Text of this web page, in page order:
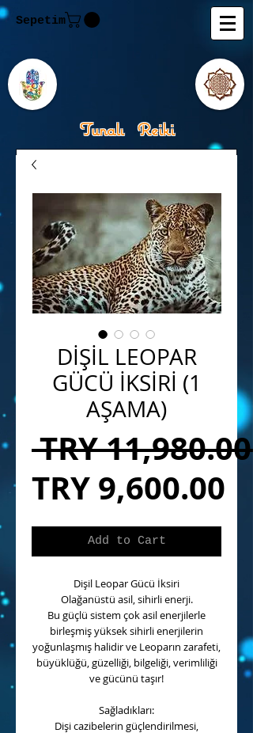
Sepetim
Tunalı Reiki
Kişisel Gelişimde Rehberiniz
Tanju M.Tunalı Özlem
Tunalı
DİŞİL LEOPAR
GÜCÜ İKSİRİ (1
AŞAMA)
TRY 11,980.00
TRY 9,600.00
Add to Cart
Dişil Leopar Gücü İksiri
Olağanüstü asil, sihirli enerji.
Bu güçlü sistem çok asil enerjilerle
birleşmiş yüksek sihirli enerjilerin
yoğunlaşmış halidir ve Leoparın zarafeti,
büyüklüğü, güzelliği, bilgeliği, verimliliği
ve gücünü taşır!
Sağladıkları:
Dişi cazibelerin güçlendirilmesi,